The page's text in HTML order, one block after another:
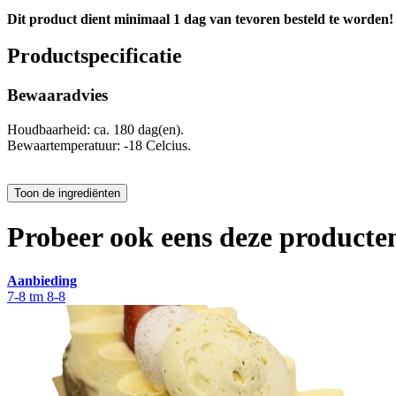
Dit product dient minimaal 1 dag van tevoren besteld te worden!
Productspecificatie
Bewaaradvies
Houdbaarheid: ca. 180 dag(en).
Bewaartemperatuur: -18 Celcius.
Probeer ook eens deze
Aanbieding
7-8 tm 8-8